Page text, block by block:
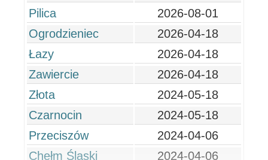
Pilica
2026-08-01
Ogrodzieniec
2026-04-18
Łazy
2026-04-18
Zawiercie
2026-04-18
Złota
2024-05-18
Czarnocin
2024-05-18
Przeciszów
2024-04-06
Chełm Śląski
2024-04-06